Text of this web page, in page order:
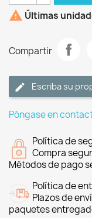
 Últimas
Compartir
Escriba su
Póngase en
Política de
Compra
Métodos de pago
Política de
Plazos de
paquetes